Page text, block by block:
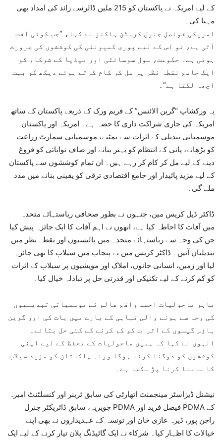
کے لیے امریکہ نے پاکستان کو 215 ملین ڈالرسے زائد کی امداد بھی
مہیا کی۔
امریکی قونصل جنرل کرسٹن ہاکنز نے کہا، “جب کوئی آفت
آتی ہے، تو اس کے لیے پوری کمیونٹی کی کوششوں کی ضرورت
ہوتی ہے۔ حکومت، سول سوسائٹی اور میڈیا کے شرکاء کو
ایک جامع نقطہ نظر پر مل کر کام کرتے ہوئے دیکھ کر بہت
اچھا لگتا ہے”۔
یہ ورکشاپ “گرین الائنس” کے فریم ورک کے ذریعے پاکستان کے ساتھ
امریکہ کی جاری شراکت داری کا حصہ ہے۔ امریکہ اور پاکستان
موسمیاتی تبدیلی کے اثرات سے نمٹنے، موسمیاتی سمارٹ زراعت
کو بڑھانے، پانی کے انتظام کو بہتر بنانے اور صاف توانائی کو فروغ
دینے کے لیے مل کر کام کر رہے ہیں۔ ان تمام کوششوں سے پاکستان
کے لیے مزید پائیدار اور جامع اقتصادی ترقی کو یقینی بنانے میں مدد
ملے گی۔
ڈاکٹر ڈیل کریس مین، جنہوں نے بطور صحافی ریاستہائے متحدہ
میں آفات کا احاطہ کیا ہے، انھوں نے اہم آفات کا ایک جائزہ پیش کیا
جن کی وجہ سے ریاستہائے متحدہ میں پالیسیوں اور نقطہ نظر میں
تبدیلیاں آئیں۔ ڈاکٹر کریس مین نے پنجاب میں سیلاب کا بھی جائزہ
لیا اور زمین، انسانی جانوں، املاک اور مویشیوں پر سیلاب کے اثرات
کو کم کرنے کے لیے تکنیکی اور قدرتی حل پر تبادلہ خیال کیا۔
ماہر ماحولیات احمد رافع عالم نے موسمیاتی تبدیلیوں
کی وجہ سے ہونے والی تباہی کے بارے میں بات کی اور گرین
ہاؤس گیسوں کے اثرات کو کم کرنے کے کئی حل بتائے۔
انہوں نے کہا کہ ہمیں ماحولیات کے تحفظ کے لیے اپنی
کوششوں کو دوگنا کرنا ہوگا ورنہ پاکستان کو مزید سیلاب
کا سامنا کرنا پڑ سکتا ہے۔
نیشنل ڈیزاسٹر مینجمنٹ اتھارٹی کی سابق ٹرینر اور کنسلٹنٹ امیرہ
جویریہ، سابق ڈائریکٹر جنرل PDMA فیصل فرید اور PDMA کے
راجن پور، ڈیرہ غازی خان اور تونسہ کے عہدیداروں نے بھی اپنے
خیالات کا اظہار کیا۔ شرکاء نے ایک گائیڈنگ پلان تیار کرنے کے لیے ایک